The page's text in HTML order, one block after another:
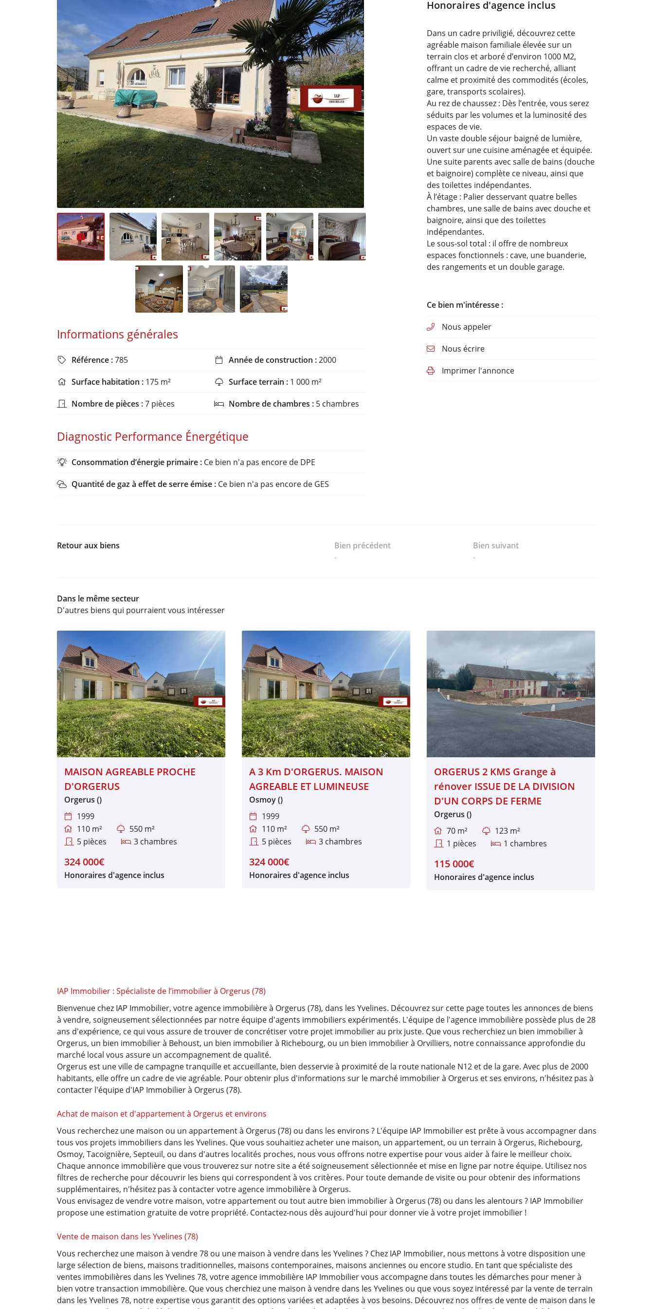
Honoraires d'agence inclus
Dans un cadre priviligié, découvrez cette
agréable maison familiale élevée sur un
terrain clos et arboré d’environ 1000 M2,
offrant un cadre de vie recherché, alliant
calme et proximité des commodités (écoles,
gare, transports scolaires).
Au rez de chaussez : Dès l’entrée, vous serez
séduits par les volumes et la luminosité des
espaces de vie.
Un vaste double séjour baigné de lumière,
ouvert sur une cuisine aménagée et équipée.
Une suite parents avec salle de bains (douche
et baignoire) complète ce niveau, ainsi que
des toilettes indépendantes.
À l’étage : Palier desservant quatre belles
chambres, une salle de bains avec douche et
baignoire, ainsi que des toilettes
indépendantes.
Le sous-sol total : il offre de nombreux
espaces fonctionnels : cave, une buanderie,
des rangements et un double garage.
Ce bien m'intéresse :
Nous appeler
Nous écrire
Imprimer l'annonce
Informations générales
 Référence :785  Année de construction :2000
 Surface habitation : 175 m²  Surface terrain :1 000 m²
 Nombre de pièces :7 pièces  Nombre de chambres :5 chambres
Diagnostic Performance Énergétique
 Consommation d’énergie primaire : Ce bien n'a pas encore de DPE
 Quantité de gaz à effet de serre émise : Ce bien n'a pas encore de GES
Retour aux biens
Bien précédent
-
Bien suivant
-
Dans le même secteur
D'autres biens qui pourraient vous intéresser
MAISON AGREABLE PROCHE
D'ORGERUS
Orgerus ()
 1999
 110 m²  550 m²
 5 pièces  3 chambres
324 000€
Honoraires d'agence inclus
A 3 Km D'ORGERUS. MAISON
AGREABLE ET LUMINEUSE
Osmoy ()
 1999
 110 m²  550 m²
 5 pièces  3 chambres
324 000€
Honoraires d'agence inclus
ORGERUS 2 KMS Grange à
rénover ISSUE DE LA DIVISION
D'UN CORPS DE FERME
Orgerus ()
 70 m²  123 m²
 1 pièces  1 chambres
115 000€
Honoraires d'agence inclus
IAP Immobilier : Spécialiste de l’immobilier à Orgerus (78)
Bienvenue chez IAP Immobilier, votre agence immobilière à Orgerus (78), dans les Yvelines. Découvrez sur cette page toutes les annonces de biens
à vendre, soigneusement sélectionnées par notre équipe d'agents immobiliers expérimentés. L'équipe de l'agence immobilière possède plus de 28
ans d'expérience, ce qui vous assure de trouver de concrétiser votre projet immobilier au prix juste. Que vous recherchiez un bien immobilier à
Orgerus, un bien immobilier à Behoust, un bien immobilier à Richebourg, ou un bien immobilier à Orvilliers, notre connaissance approfondie du
marché local vous assure un accompagnement de qualité.
Orgerus est une ville de campagne tranquille et accueillante, bien desservie à proximité de la route nationale N12 et de la gare. Avec plus de 2000
habitants, elle offre un cadre de vie agréable. Pour obtenir plus d'informations sur le marché immobilier à Orgerus et ses environs, n'hésitez pas à
contacter l'équipe d'IAP Immobilier à Orgerus (78).
Achat de maison et d'appartement à Orgerus et environs
Vous recherchez une maison ou un appartement à Orgerus (78) ou dans les environs ? L'équipe IAP Immobilier est prête à vous accompagner dans
tous vos projets immobiliers dans les Yvelines. Que vous souhaitiez acheter une maison, un appartement, ou un terrain à Orgerus, Richebourg,
Osmoy, Tacoignière, Septeuil, ou dans d'autres localités proches, nous vous offrons notre expertise pour vous aider à faire le meilleur choix.
Chaque annonce immobilière que vous trouverez sur notre site a été soigneusement sélectionnée et mise en ligne par notre équipe. Utilisez nos
filtres de recherche pour découvrir les biens qui correspondent à vos critères. Pour toute demande de visite ou pour obtenir des informations
supplémentaires, n'hésitez pas à contacter votre agence immobilière à Orgerus.
Vous envisagez de vendre votre maison, votre appartement ou tout autre bien immobilier à Orgerus (78) ou dans les alentours ? IAP Immobilier
propose une estimation gratuite de votre propriété. Contactez-nous dès aujourd'hui pour donner vie à votre projet immobilier !
Vente de maison dans les Yvelines (78)
Vous recherchez une maison à vendre 78 ou une maison à vendre dans les Yvelines ? Chez IAP Immobilier, nous mettons à votre disposition une
large sélection de biens, maisons traditionnelles, maisons contemporaines, maisons anciennes ou encore studio. En tant que spécialiste des
ventes immobilières dans les Yvelines 78, votre agence immobilière IAP Immobilier vous accompagne dans toutes les démarches pour mener à
bien votre transaction immobilière. Que vous cherchiez une maison à vendre dans les Yvelines ou que vous soyez intéressé par la vente de terrain
dans les Yvelines 78, notre expertise vous garantit des options variées et adaptées à vos besoins. Découvrez nos offres de vente de maison dans le